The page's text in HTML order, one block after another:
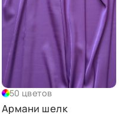
50 цветов
Армани шелк